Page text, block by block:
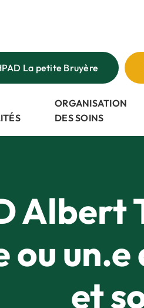
La petite Bruyère
ORGANISATION
DES SOINS
ou
et